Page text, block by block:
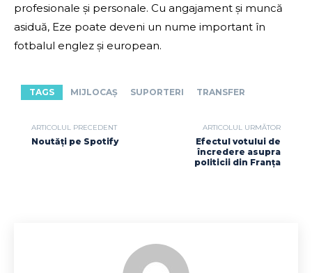
profesionale și personale. Cu angajament și muncă
asiduă, Eze poate deveni un nume important în
fotbalul englez și european.
TAGS MIJLOCAȘ SUPORTERI TRANSFER
ARTICOLUL PRECEDENT
Noutăți pe Spotify
ARTICOLUL URMĂTOR
Efectul votului de
încredere asupra
politicii din Franța